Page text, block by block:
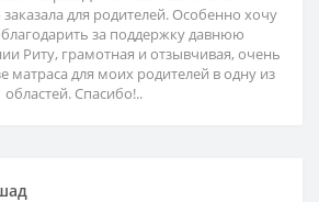
для родителей. Особенно хочу
за поддержку давнюю
Риту, грамотная и отзывчивая, очень
матраса для моих родителей в одну из
областей. Спасибо!..